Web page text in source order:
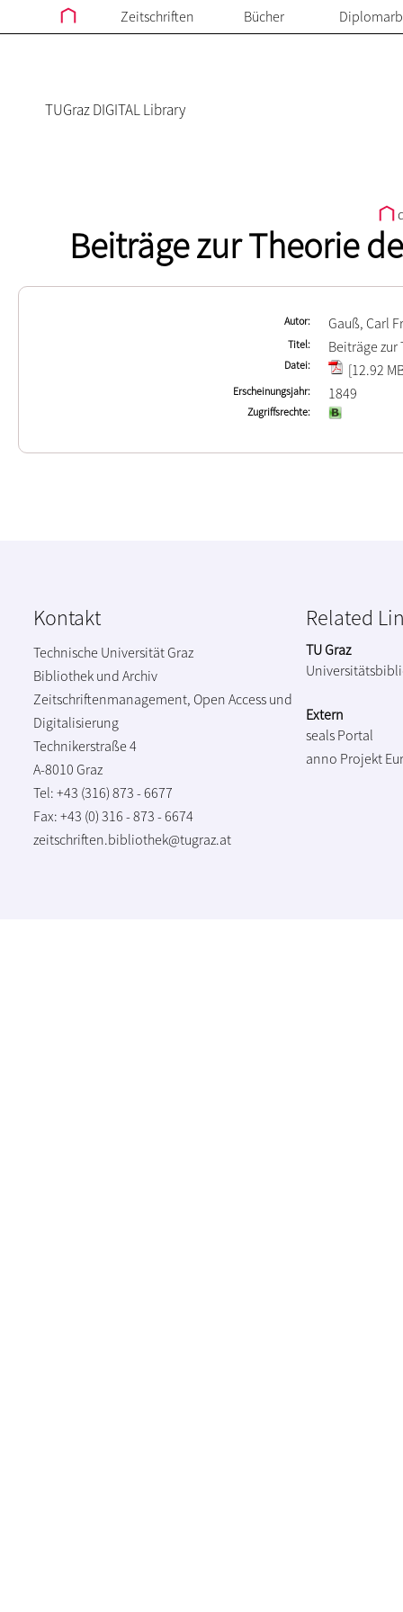
Zeitschriften Bücher
TUGraz DIGITAL Library
Beiträge zur Theorie
Autor Gauß, Carl
Titel Beiträge
Datei [12.92
Erscheinungsjahr 1849
Zugriffsrechte
Kontakt
Technische Universität Graz
Bibliothek und Archiv
Zeitschriftenmanagement, Open Access und
Digitalisierung
Technikerstraße 4
A-8010 Graz
Tel: +43 (316) 873 - 6677
Fax: +43 (0) 316 - 873 - 6674
zeitschriften.bibliothek@tugraz.at
Related
TU Graz
Extern
seals Portal
anno Projekt